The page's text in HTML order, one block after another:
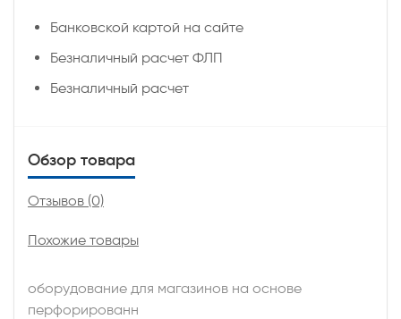
Банковской картой на сайте
Безналичный расчет ФЛП
Безналичный расчет
Обзор товара
Отзывов (0)
Похожие товары
оборудование для магазинов на основе
перфорированн